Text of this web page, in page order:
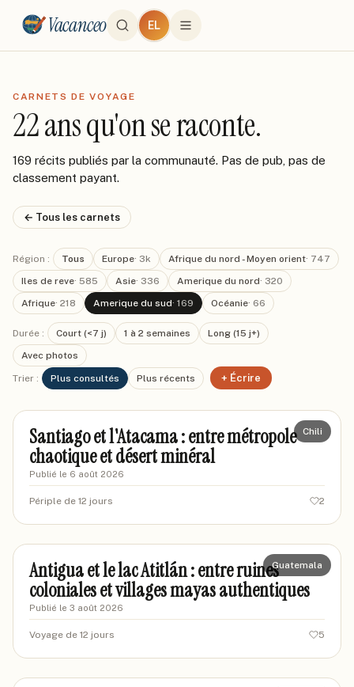
Vacanceo EL
CARNETS DE VOYAGE
22 ans qu'on se raconte.
169 récits publiés par la communauté. Pas de pub, pas de
classement payant.
← Tous les carnets
Région : Tous Europe· 3k Afrique du nord - Moyen orient· 747
Iles de reve· 585 Asie· 336 Amerique du nord· 320
Afrique· 218 Amerique du sud· 169 Océanie· 66
Durée : Court (<7 j) 1 à 2 semaines
Long (15 j+)
Avec photos
Trier : Plus consultés Plus récents + Écrire
marcantoine-lyon
Chili
Santiago et l'Atacama : entre métropole
chaotique et désert minéral
Publié le 6 août 2026
Périple de 12 jours 2
marcusv-voyageur
Guatemala
Antigua et le lac Atitlán : entre ruines
coloniales et villages mayas authentiques
Publié le 3 août 2026
Voyage de 12 jours 5
marcandre-voyageur